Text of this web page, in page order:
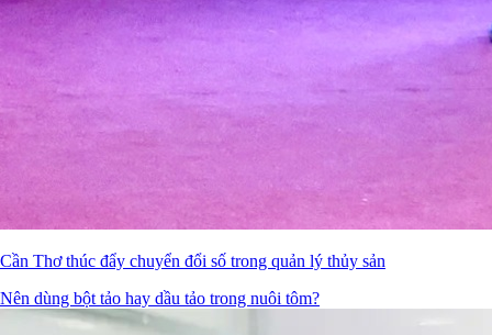
Cần Thơ thúc đẩy chuyển đổi số trong quản lý thủy sản
Nên dùng bột tảo hay dầu tảo trong nuôi tôm?